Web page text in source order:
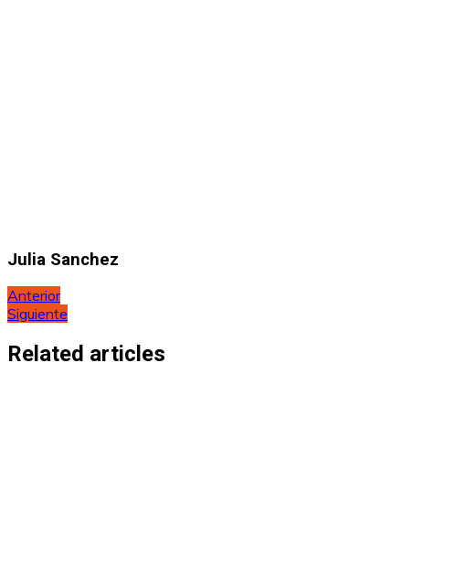
Julia Sanchez
Navegación
de
entradas
Anterior
Siguiente
Related articles